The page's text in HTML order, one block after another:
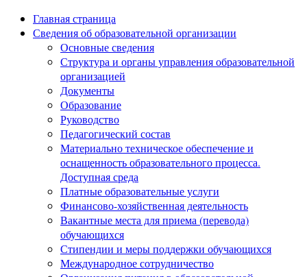
Главная страница
Сведения об образовательной организации
Основные сведения
Структура и органы управления образовательной
организацией
Документы
Образование
Руководство
Педагогический состав
Материально техническое обеспечение и
оснащенность образовательного процесса.
Доступная среда
Платные образовательные услуги
Финансово-хозяйственная деятельность
Вакантные места для приема (перевода)
обучающихся
Стипендии и меры поддержки обучающихся
Международное сотрудничество